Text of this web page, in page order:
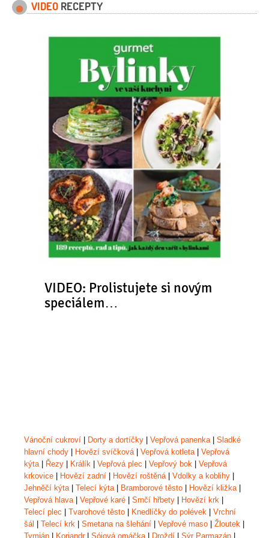
VIDEO RECEPTY
VIDEO: Prolistujete si novým
speciálem…
Vánoční cukroví Dorty a dortíčky Vepřová panenka| Sladké
hlavní chody
Hovězí svíčková| Vepřová kotleta| Vepřová
kýta| Řezy Králík Vepřová plec Vepřový bok
Vepřová
krkovice
Hovězí zadní Hovězí roštěná| Vdolky a koblihy
Jehněčí kýta| Telecí kýta| Bramborové těsto Hovězí kližka|
Vepřová hlava| Vepřové karé Srnčí hřbety Hovězí krk
Telecí plec
Tvarohové těsto Knedlíčky do polévek
Vrchní
šál
Telecí krk Smetana na šlehání Vepřové maso Žloutek
Tymián
Koriandr| Sójová omáčka Droždí Sýr Parmazán